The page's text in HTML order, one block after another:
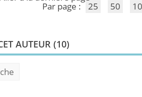
Par page : 25 50
AUTEUR (10)